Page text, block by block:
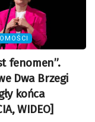
fenomen”.
Dwa Brzegi
końca
WIDEO]